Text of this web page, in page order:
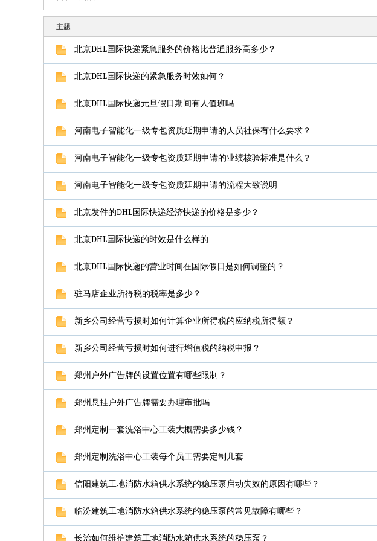
主题
北京DHL国际快递紧急服务的价格比普通服务高多少？
北京DHL国际快递的紧急服务时效如何？
北京DHL国际快递元旦假日期间有人值班吗
河南电子智能化一级专包资质延期申请的人员社保有什么要求？
河南电子智能化一级专包资质延期申请的业绩核验标准是什么？
河南电子智能化一级专包资质延期申请的流程大致说明
北京发件的DHL国际快递经济快递的价格是多少？
北京DHL国际快递的时效是什么样的
北京DHL国际快递的营业时间在国际假日是如何调整的？
驻马店企业所得税的税率是多少？
新乡公司经营亏损时如何计算企业所得税的应纳税所得额？
新乡公司经营亏损时如何进行增值税的纳税申报？
郑州户外广告牌的设置位置有哪些限制？
郑州悬挂户外广告牌需要办理审批吗
郑州定制一套洗浴中心工装大概需要多少钱？
郑州定制洗浴中心工装每个员工需要定制几套
信阳建筑工地消防水箱供水系统的稳压泵启动失效的原因有哪些？
临汾建筑工地消防水箱供水系统的稳压泵的常见故障有哪些？
长治如何维护建筑工地消防水箱供水系统的稳压泵？